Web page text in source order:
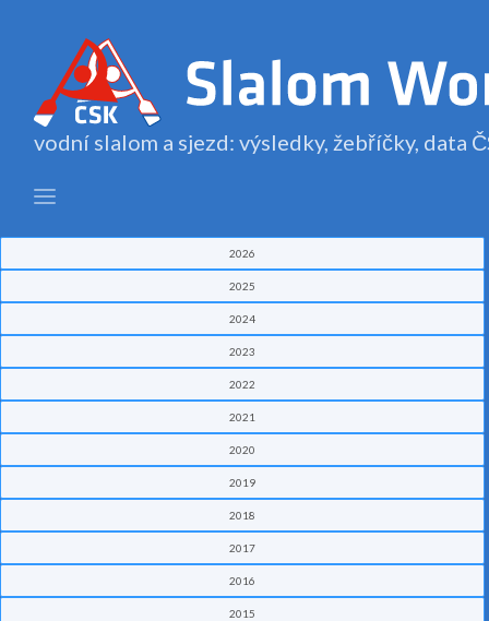
vodní slalom a sjezd: výsledky, žebříčky, data
2026
2025
2024
2023
2022
2021
2020
2019
2018
2017
2016
2015